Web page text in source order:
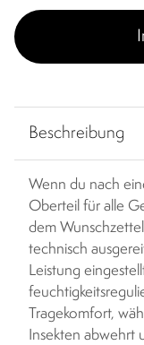
Beschreibung
Wenn du nach
Oberteil für alle
dem
technisch
Leistung
Tragekomfort,
Insekten abwehrt